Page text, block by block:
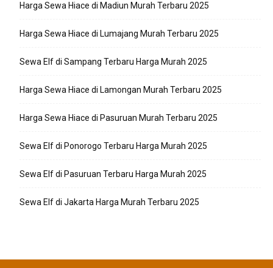
Harga Sewa Hiace di Madiun Murah Terbaru 2025
Harga Sewa Hiace di Lumajang Murah Terbaru 2025
Sewa Elf di Sampang Terbaru Harga Murah 2025
Harga Sewa Hiace di Lamongan Murah Terbaru 2025
Harga Sewa Hiace di Pasuruan Murah Terbaru 2025
Sewa Elf di Ponorogo Terbaru Harga Murah 2025
Sewa Elf di Pasuruan Terbaru Harga Murah 2025
Sewa Elf di Jakarta Harga Murah Terbaru 2025